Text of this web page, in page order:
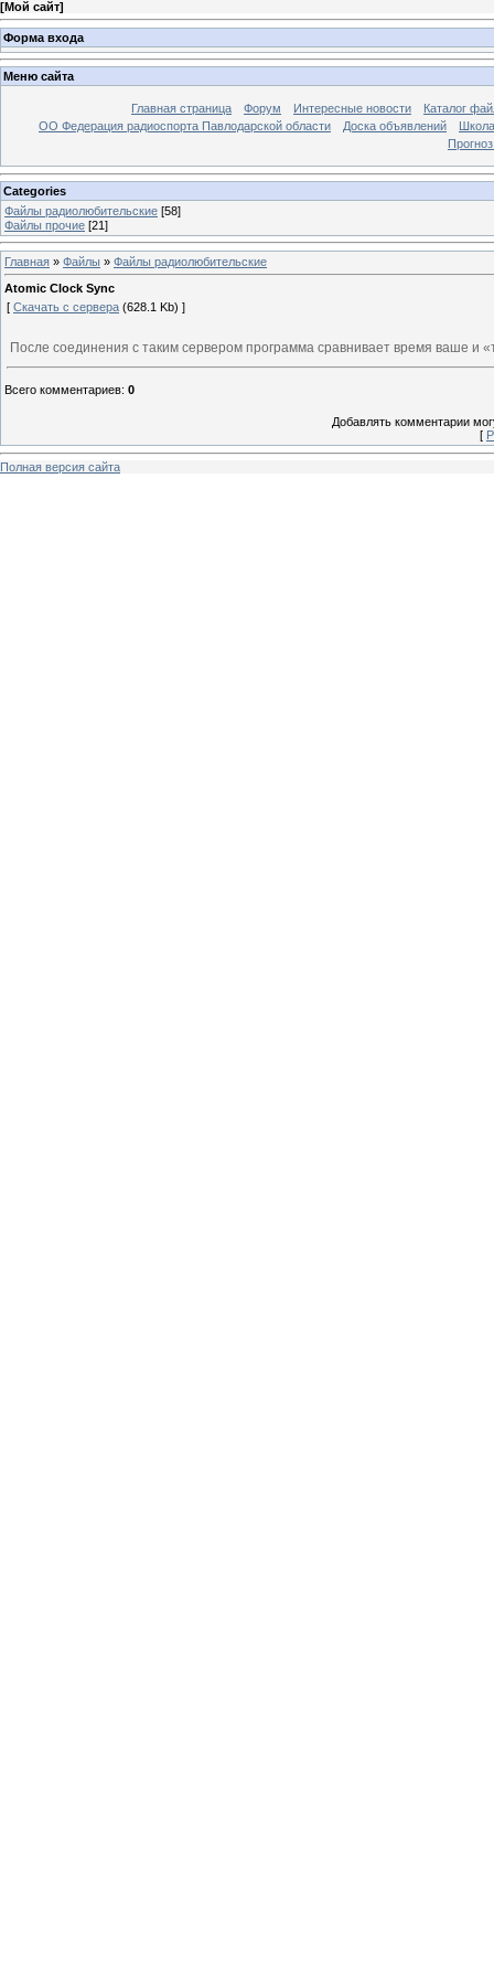
[Мой сайт]
Форма входа
Меню сайта
Главная страница Форум Интересные новости
Каталог
ОО Федерация радиоспорта Павлодарской области
Доска объявлений
Categories
Файлы радиолюбительские [58]
Файлы прочие [21]
Главная » Файлы » Файлы радиолюбительские
Atomic Clock Sync
[ Скачать с сервера (628.1 Kb) ]
После соединения с таким сервером программа сравнивает время ваше и
Всего комментариев: 0
Добавлять комментарии
[
Полная версия сайта